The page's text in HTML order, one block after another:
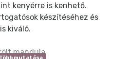
kenyérre is kenhető.
készítéséhez és
kiváló.
mandula